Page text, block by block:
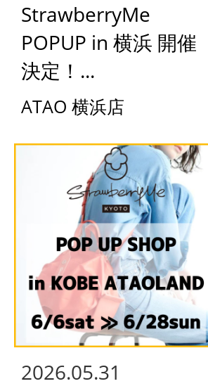
StrawberryMe
POPUP in 横浜 開催
決定！...
ATAO 横浜店
2026.05.31